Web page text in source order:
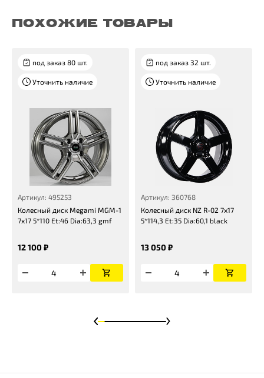
ПОХОЖИЕ ТОВАРЫ
под заказ 80 шт.
Уточнить наличие
Артикул: 495253
Колесный диск Megami MGM-1
7x17 5*110 Et:46 Dia:63,3 gmf
12 100 ₽
под заказ 32 шт.
Уточнить наличие
Артикул: 360768
Колесный диск NZ R-02 7x17
5*114,3 Et:35 Dia:60,1 black
13 050 ₽